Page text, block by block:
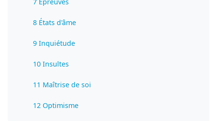
8 États d'âme
9 Inquiétude
10 Insultes
11 Maîtrise de soi
12 Optimisme